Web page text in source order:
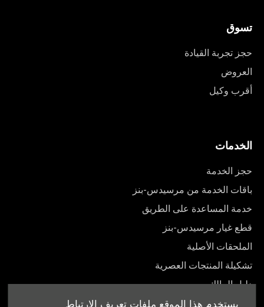
يستخدم هذا الموقع ملفات تعريف الارتباط
تسوق
حجز تجربة القيادة
العروض
أقرب وكيل
الخدمات
حجز الخدمة
باقات الخدمة من مرسيدس-بنز
خدمة المساعدة على الطريق
قطع غيار مرسيدس-بنز
الملحقات الأصلية
تشكيلة المنتجات العصرية
دليل المالك